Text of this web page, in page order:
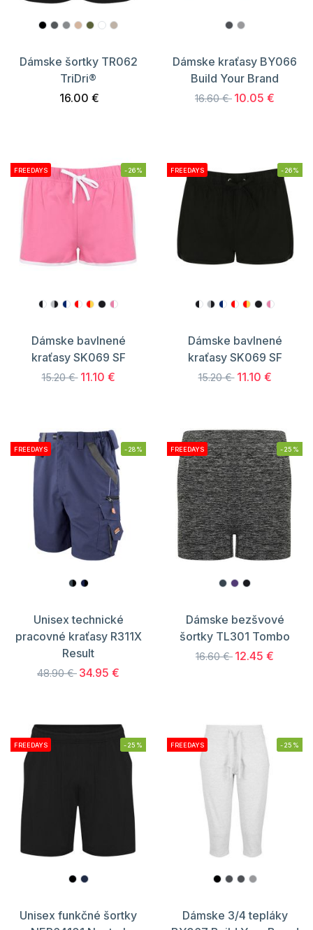
Dámske šortky TR062
TriDri®
16.00 €
Dámske kraťasy BY066
Build Your Brand
16.60 € 10.05 €
FREEDAYS -26%
Dámske bavlnené
kraťasy SK069 SF
15.20 € 11.10 €
FREEDAYS -26%
Dámske bavlnené
kraťasy SK069 SF
15.20 € 11.10 €
FREEDAYS -28%
Unisex technické
pracovné kraťasy R311X
Result
48.90 € 34.95 €
FREEDAYS -25%
Dámske bezšvové
šortky TL301 Tombo
16.60 € 12.45 €
FREEDAYS -25%
Unisex funkčné šortky
FREEDAYS -25%
Dámske 3/4 tepláky